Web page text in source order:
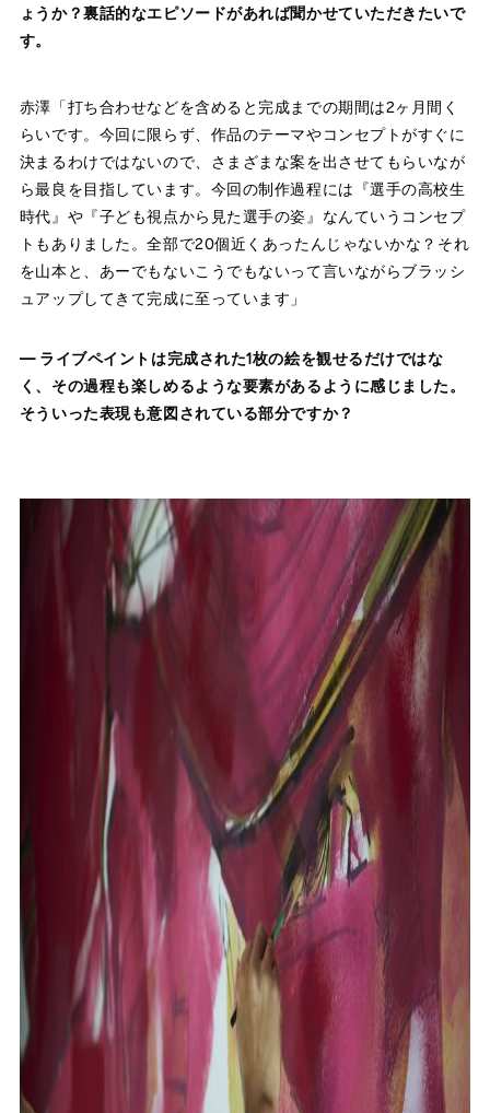
ょうか？裏話的なエピソードがあれば聞かせていただきたいで
す。
赤澤「打ち合わせなどを含めると完成までの期間は2ヶ月間く
らいです。今回に限らず、作品のテーマやコンセプトがすぐに
決まるわけではないので、さまざまな案を出させてもらいなが
ら最良を目指しています。今回の制作過程には『選手の高校生
時代』や『子ども視点から見た選手の姿』なんていうコンセプ
トもありました。全部で20個近くあったんじゃないかな？それ
を山本と、あーでもないこうでもないって言いながらブラッシ
ュアップしてきて完成に至っています」
― ライブペイントは完成された1枚の絵を観せるだけではな
く、その過程も楽しめるような要素があるように感じました。
そういった表現も意図されている部分ですか？